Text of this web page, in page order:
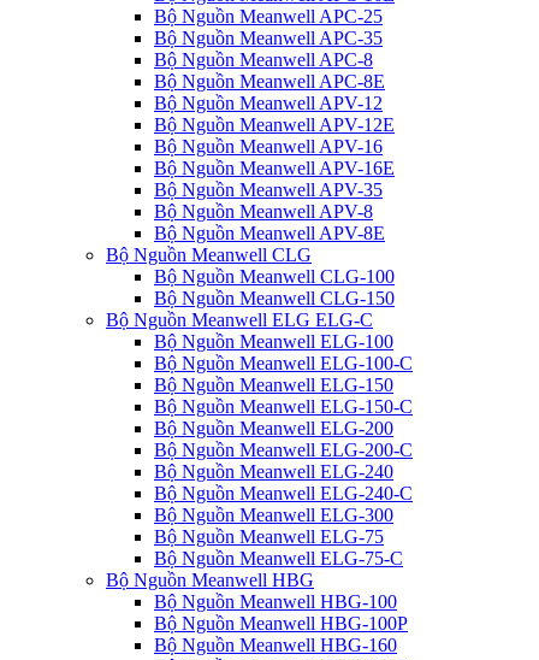
Bộ Nguồn Meanwell APC-25
Bộ Nguồn Meanwell APC-35
Bộ Nguồn Meanwell APC-8
Bộ Nguồn Meanwell APC-8E
Bộ Nguồn Meanwell APV-12
Bộ Nguồn Meanwell APV-12E
Bộ Nguồn Meanwell APV-16
Bộ Nguồn Meanwell APV-16E
Bộ Nguồn Meanwell APV-35
Bộ Nguồn Meanwell APV-8
Bộ Nguồn Meanwell APV-8E
Bộ Nguồn Meanwell CLG
Bộ Nguồn Meanwell CLG-100
Bộ Nguồn Meanwell CLG-150
Bộ Nguồn Meanwell ELG ELG-C
Bộ Nguồn Meanwell ELG-100
Bộ Nguồn Meanwell ELG-100-C
Bộ Nguồn Meanwell ELG-150
Bộ Nguồn Meanwell ELG-150-C
Bộ Nguồn Meanwell ELG-200
Bộ Nguồn Meanwell ELG-200-C
Bộ Nguồn Meanwell ELG-240
Bộ Nguồn Meanwell ELG-240-C
Bộ Nguồn Meanwell ELG-300
Bộ Nguồn Meanwell ELG-75
Bộ Nguồn Meanwell ELG-75-C
Bộ Nguồn Meanwell HBG
Bộ Nguồn Meanwell HBG-100
Bộ Nguồn Meanwell HBG-100P
Bộ Nguồn Meanwell HBG-160